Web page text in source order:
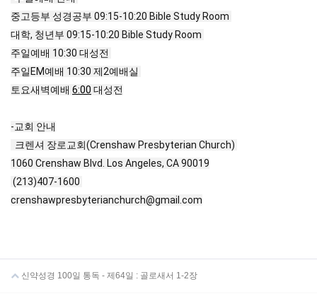
중고등부 성경공부 09:15-10:20 Bible Study Room
대학, 청년부 09:15-10:20 Bible Study Room
주일예배 10:30 대성전
주일EM예배 10:30 제2예배실
토요새벽예배 6:00 대성전
-교회 안내
크렌셔 장로교회(Crenshaw Presbyterian Church)
1060 Crenshaw Blvd. Los Angeles, CA 90019
(213)407-1600
crenshawpresbyterianchurch@gmail.com
신약성경 100일 통독 - 제64일 : 골로새서 1-2장